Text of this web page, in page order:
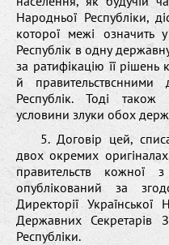
Народньої Республіки,
которої межі означить
Республік в одну
за ратифікацію її
й
Республік. Тоді також
условини злуки обох
5. Договір цей,
двох окремих
правительств
опублікований за
Директорії
Державних Секретарів
Республіки.